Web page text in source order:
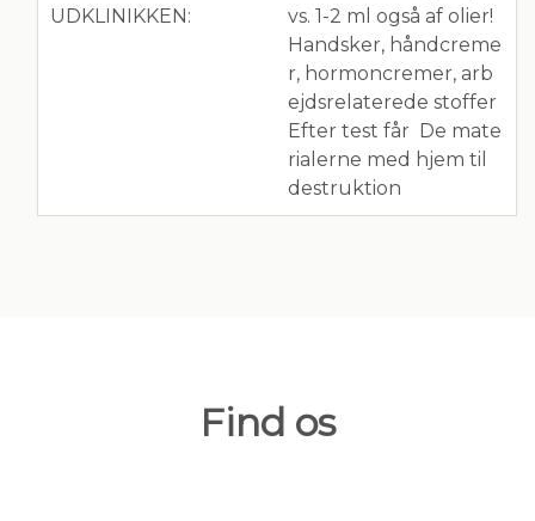
UDKLINIKKEN:
vs. 1-2 ml også af olier!
Handsker, håndcreme
r, hormoncremer, arb
ejdsrelaterede stoffer
Efter test får De mate
rialerne med hjem til
destruktion
Find os